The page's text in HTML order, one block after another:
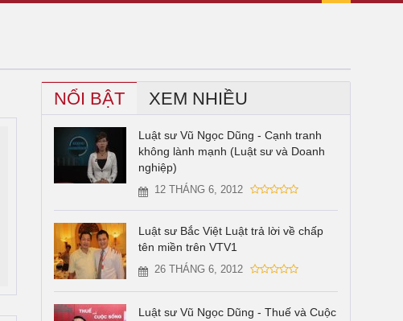
NỔI BẬT XEM NHIỀU
Luật sư Vũ Ngọc Dũng - Cạnh tranh
không lành mạnh (Luật sư và Doanh
nghiệp)
12 THÁNG 6, 2012
Luật sư Bắc Việt Luật trả lời về chấp
tên miền trên VTV1
26 THÁNG 6, 2012
Luật sư Vũ Ngọc Dũng - Thuế và Cuộc